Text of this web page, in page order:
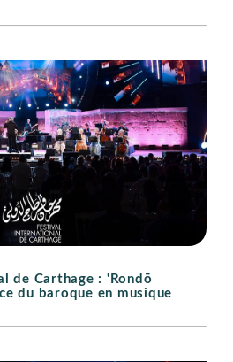
de Carthage : 'Rondō
du baroque en musique